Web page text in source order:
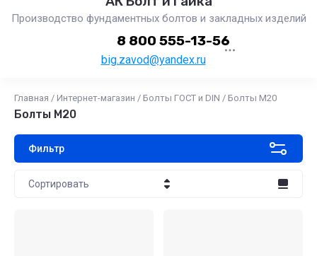
Производство фундаментных болтов и закладных изделий
big.zavod@yandex.ru
8 800 555-13-56
Главная / Интернет-магазин / Болты ГОСТ и DIN / Болты М20
Болты М20
Фильтр
Сортировать